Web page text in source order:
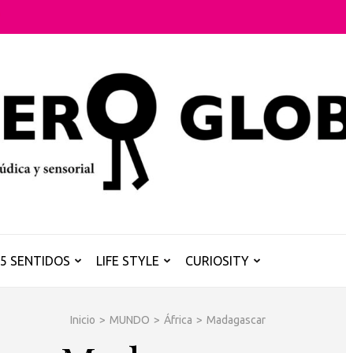
5 SENTIDOS LIFE STYLE CURIOSITY
Inicio > MUNDO > África > Madagascar